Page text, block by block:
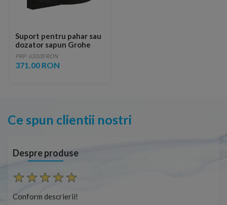
Suport pentru pahar sau
dozator sapun Grohe
Selection negru mat
Phantom Black
PRP: 633.00 RON
371.00 RON
Ce spun clientii nostri
Despre produse
Conform descrierii!